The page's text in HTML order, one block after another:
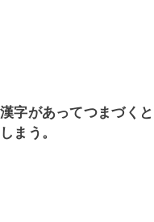
字があってつまづく
まう。